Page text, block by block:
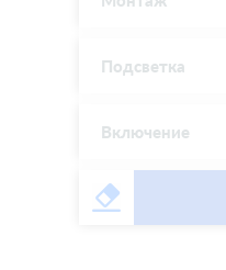
Подсветка
Включение